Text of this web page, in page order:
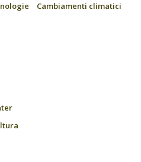
Cambiamenti climatici